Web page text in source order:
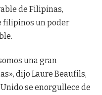
de Filipinas,
filipinos un poder
una gran
dijo Laure Beaufils,
se enorgullece de